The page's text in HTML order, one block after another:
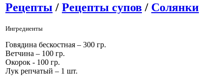
Рецепты / Рецепты супов / Солянки
Ингредиенты
Говядина бескостная – 300 гр.
Ветчина – 100 гр.
Окорок - 100 гр.
Лук репчатый – 1 шт.